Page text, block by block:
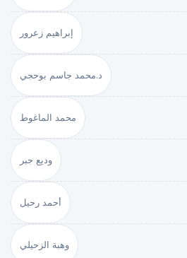
إبراهيم زعرور
د.محمد جاسم بوحجي
محمد الماغوط
وديع جبر
أحمد رحيل
وهبة الزحيلي